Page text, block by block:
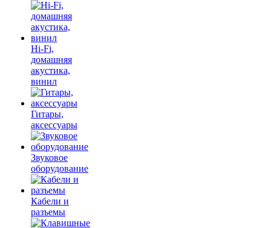
Hi-Fi,
домашняя
акустика,
винил
Гитары,
аксессуары
Звуковое
оборудование
Кабели и
разъемы